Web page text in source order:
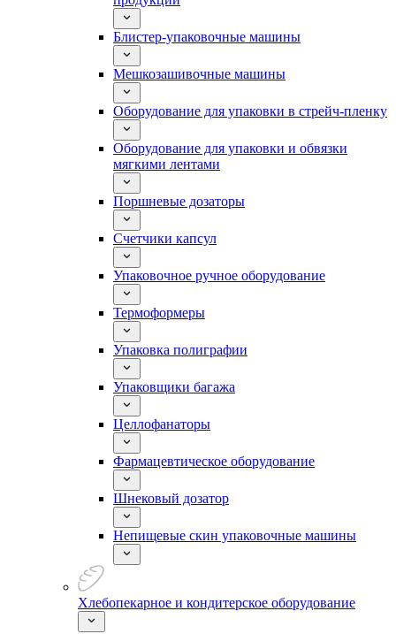
Блистер-упаковочные машины
Мешкозашивочные машины
Оборудование для упаковки в стрейч-пленку
Оборудование для упаковки и обвязки
мягкими лентами
Поршневые дозаторы
Счетчики капсул
Упаковочное ручное оборудование
Термоформеры
Упаковка полиграфии
Упаковщики багажа
Целлофанаторы
Фармацевтическое оборудование
Шнековый дозатор
Непищевые скин упаковочные машины
Хлебопекарное и кондитерское оборудование